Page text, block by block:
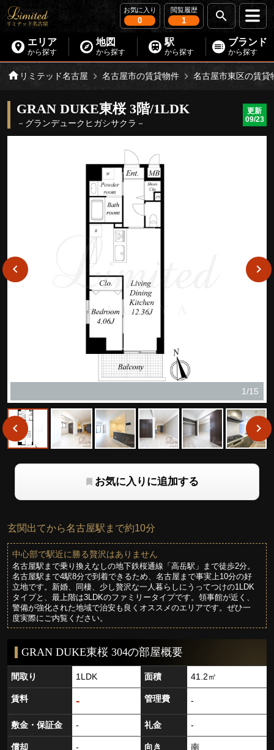
お気に入り
0
閲覧履歴
1
エリア
から探す
地図
から探す
駅
から探す
ブランド
から探す
リミテッド名古屋 名古屋市の賃貸物件 名古屋市東区の賃貸
GRAN DUKE東桜 3階/1LDK
－グランデュークヒガシサクラ－
更新
09/23
1/15
お気に入りに追加する
玄関出てから名古屋駅まで約10分
中心部で駅近に勝る贅沢はありません
名古屋駅まで乗り換えなしの地下鉄桜通線「高岳駅」まで徒歩2分。
名古屋駅まで4駅8分で到着できるため、名古屋まで事実上10分の好
立地です。新婚、同棲、少し贅沢な一人暮らしにうってつけの1LDK
タイプと、最上階は3LDKのファミリータイプです。領事館が近く、
警備が強化された地域で治安も良くオススメのエリアです。ぜひ一
度実際にご内覧ください。
GRAN DUKE東桜 304の部屋概要
間取り 1LDK 面積 41.2㎡
賃料 - 管理費 -
敷金・保証金 - 礼金 -
償却 - 向き 南